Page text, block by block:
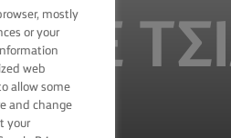
mostly
or your
web
allow some
and change
your